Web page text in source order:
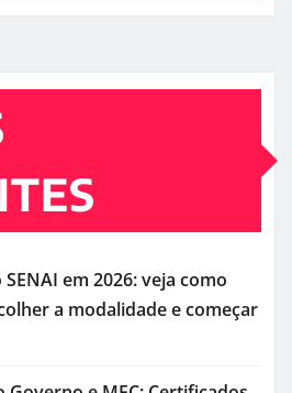
em 2026: veja como
a modalidade e começar